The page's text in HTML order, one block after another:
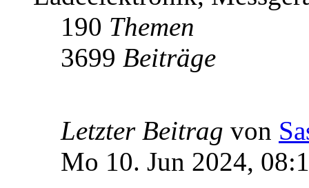
190 Themen
3699 Beiträge
Letzter Beitrag von
Mo 10. Jun 2024,